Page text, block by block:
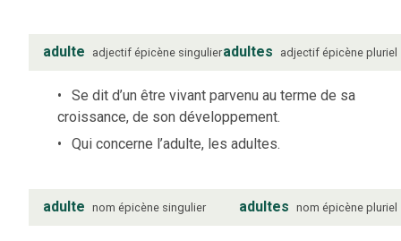
adulte adjectif épicène singulieradultes adjectif épicène pluriel
Se dit d’un être vivant parvenu au terme de sa
croissance, de son développement.
Qui concerne l’adulte, les adultes.
adulte nom épicène singulier adultes nom épicène pluriel